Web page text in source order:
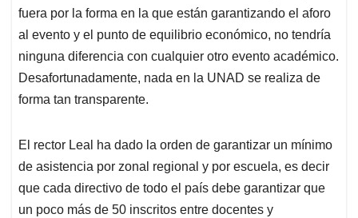
fuera por la forma en la que están garantizando el aforo
al evento y el punto de equilibrio económico, no tendría
ninguna diferencia con cualquier otro evento académico.
Desafortunadamente, nada en la UNAD se realiza de
forma tan transparente.
El rector Leal ha dado la orden de garantizar un mínimo
de asistencia por zonal regional y por escuela, es decir
que cada directivo de todo el país debe garantizar que
un poco más de 50 inscritos entre docentes y